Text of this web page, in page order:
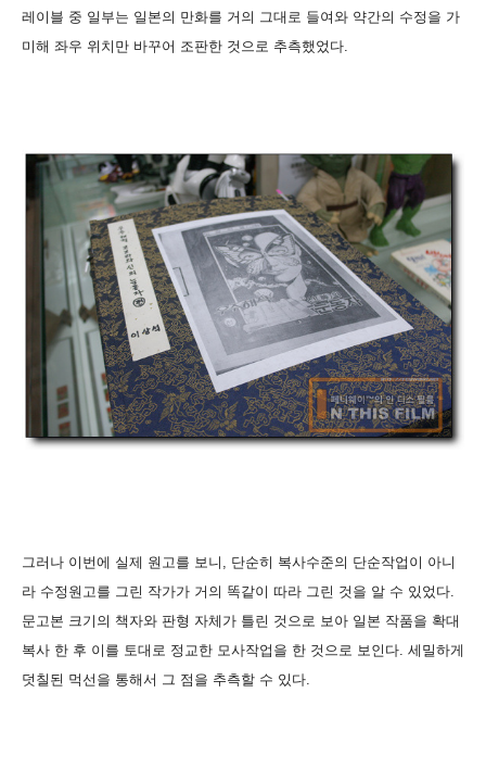
레이블 중 일부는 일본의 만화를 거의 그대로 들여와 약간의 수정을 가
미해 좌우 위치만 바꾸어 조판한 것으로 추측했었다.
그러나 이번에 실제 원고를 보니, 단순히 복사수준의 단순작업이 아니
라 수정원고를 그린 작가가 거의 똑같이 따라 그린 것을 알 수 있었다.
문고본 크기의 책자와 판형 자체가 틀린 것으로 보아 일본 작품을 확대
복사 한 후 이를 토대로 정교한 모사작업을 한 것으로 보인다. 세밀하게
덧칠된 먹선을 통해서 그 점을 추측할 수 있다.